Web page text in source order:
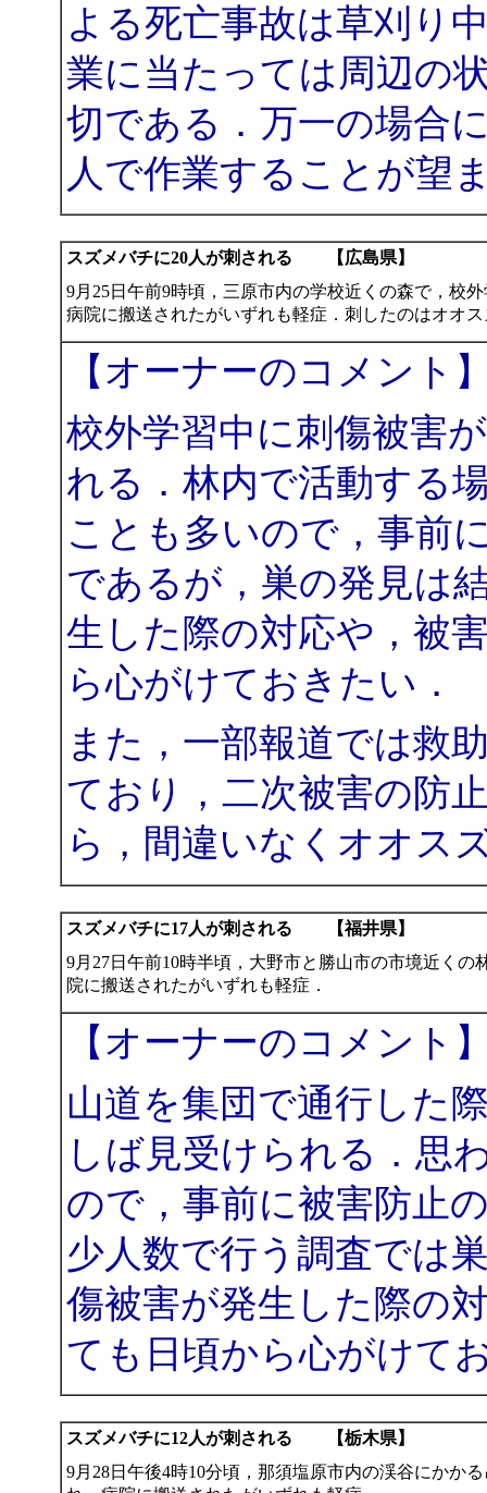
よる死亡事故は草刈り
業に当たっては周辺の
切である．万一の場合
人で作業することが望
スズメバチに20人が刺される 【広島県】
9月25日午前9時頃，三原市内の学校近くの森で，校
病院に搬送されたがいずれも軽症．刺したのはオオ
【オーナーのコメント
校外学習中に刺傷被害
れる．林内で活動する
ことも多いので，事前
であるが，巣の発見は
生した際の対応や，被
ら心がけておきたい．
また，一部報道では救
ており，二次被害の防
ら，間違いなくオオス
スズメバチに17人が刺される 【福井県】
9月27日午前10時半頃，大野市と勝山市の市境近く
院に搬送されたがいずれも軽症．
【オーナーのコメント
山道を集団で通行した
しば見受けられる．思
ので，事前に被害防止
少人数で行う調査では
傷被害が発生した際の
ても日頃から心がけて
スズメバチに12人が刺される 【栃木県】
9月28日午後4時10分頃，那須塩原市内の渓谷にかか